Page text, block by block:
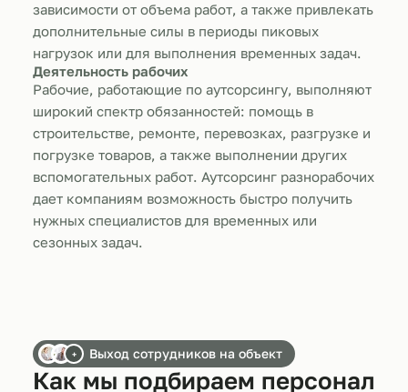
зависимости от объема работ, а также привлекать
дополнительные силы в периоды пиковых
нагрузок или для выполнения временных задач.
Деятельность рабочих
Рабочие, работающие по аутсорсингу, выполняют
широкий спектр обязанностей: помощь в
строительстве, ремонте, перевозках, разгрузке и
погрузке товаров, а также выполнении других
вспомогательных работ. Аутсорсинг разнорабочих
дает компаниям возможность быстро получить
нужных специалистов для временных или
сезонных задач.
+ Выход сотрудников на объект
Как мы подбираем персонал